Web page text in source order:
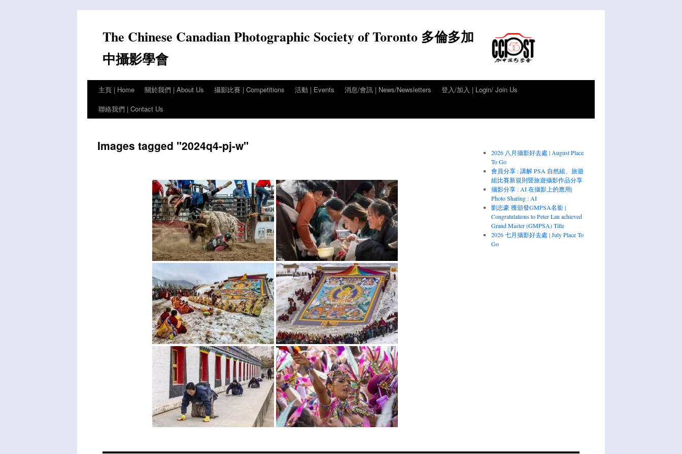
contentThe Chinese Canadian Photographic Society of Toronto 多倫多加
中攝影學會
主頁 | Home 關於我們 | About Us 攝影比賽 | Competitions 活動 | Events 消息/會訊 | News/Newsletters
登入/加入 | Login/ Join Us
聯絡我們 | Contact Us
Images tagged "2024q4-pj-w"
2026 八月攝影好去處 | August Place
To Go
會員分享 : 講解 PSA 自然組、旅遊
組比賽新規則暨旅遊攝影作品分享
攝影分享 : AI 在攝影上的應用|
Photo Sharing : AI
劉志豪 獲頒發GMPSA名銜 |
Congratulations to Peter Lau achieved
Grand Master (GMPSA) Title
2026 七月攝影好去處 | July Place To
Go